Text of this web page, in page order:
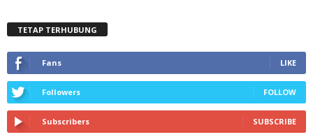
TETAP TERHUBUNG
Fans LIKE
Followers FOLLOW
Subscribers SUBSCRIBE